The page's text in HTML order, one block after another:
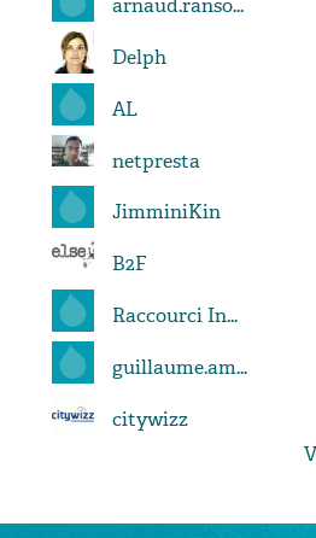
Delph
AL
netpresta
JimminiKin
B2F
Raccourci In...
guillaume.am...
citywizz